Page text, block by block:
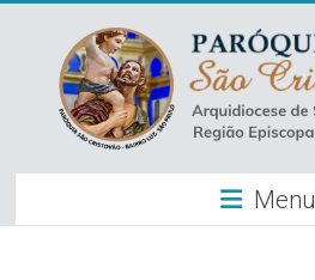
content
Paróquia
São
Menu